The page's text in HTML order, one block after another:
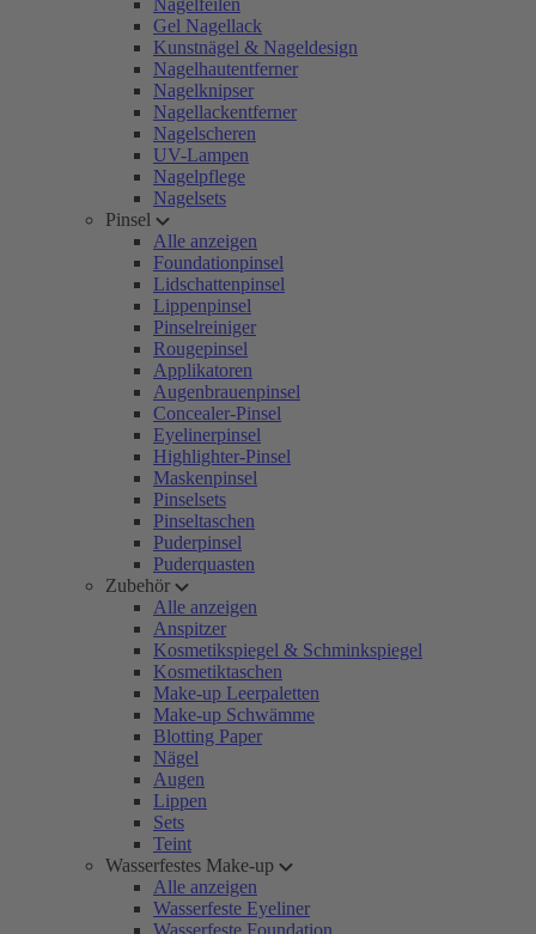
Nagelfeilen
Gel Nagellack
Kunstnägel & Nageldesign
Nagelhautentferner
Nagelknipser
Nagellackentferner
Nagelscheren
UV-Lampen
Nagelpflege
Nagelsets
Pinsel
Alle anzeigen
Foundationpinsel
Lidschattenpinsel
Lippenpinsel
Pinselreiniger
Rougepinsel
Applikatoren
Augenbrauenpinsel
Concealer-Pinsel
Eyelinerpinsel
Highlighter-Pinsel
Maskenpinsel
Pinselsets
Pinseltaschen
Puderpinsel
Puderquasten
Zubehör
Alle anzeigen
Anspitzer
Kosmetikspiegel & Schminkspiegel
Kosmetiktaschen
Make-up Leerpaletten
Make-up Schwämme
Blotting Paper
Nägel
Augen
Lippen
Sets
Teint
Wasserfestes Make-up
Alle anzeigen
Wasserfeste Eyeliner
Wasserfeste Foundation